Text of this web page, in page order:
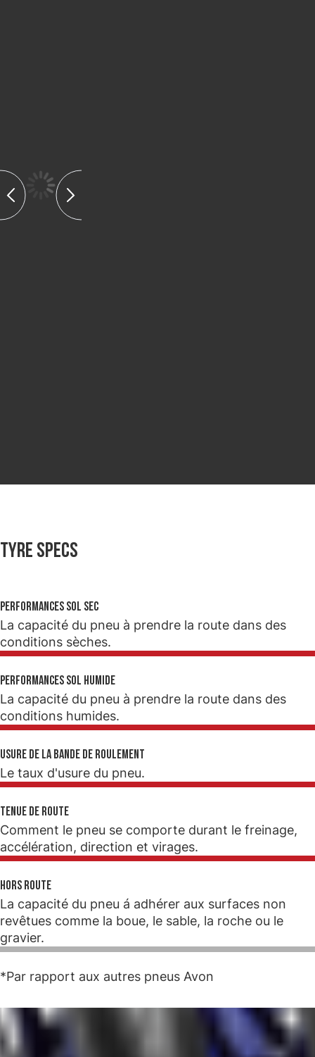
Tyre specs
Performances sol sec
La capacité du pneu à prendre la route dans des
conditions sèches.
Performances sol humide
La capacité du pneu à prendre la route dans des
conditions humides.
Usure de la bande de roulement
Le taux d'usure du pneu.
Tenue de route
Comment le pneu se comporte durant le freinage,
accélération, direction et virages.
Hors route
La capacité du pneu á adhérer aux surfaces non
revêtues comme la boue, le sable, la roche ou le
gravier.
*Par rapport aux autres pneus Avon